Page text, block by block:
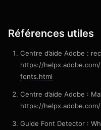
Références utiles
Centre d’aide Adobe :
https://
fonts.html
Centre d’aide Adobe :
https://
Guide Font Detector :